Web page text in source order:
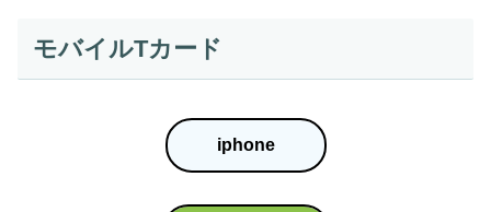
モバイルTカード
iphone